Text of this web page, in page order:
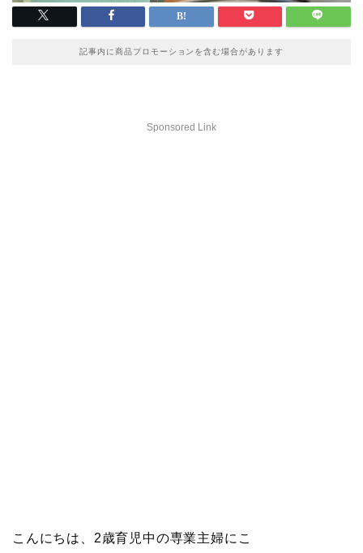
記事内に商品プロモーションを含む場合があります
Sponsored Link
こんにちは、2歳育児中の専業主婦にこ